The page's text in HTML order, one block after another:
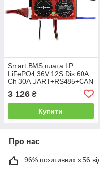
Smart BMS плата LP
LiFePO4 36V 12S Dis 60A
Ch 30A UART+RS485+CAN
3 126 ₴
Купити
Про нас
96% позитивних з 56